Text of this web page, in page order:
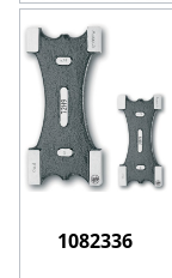
1082336